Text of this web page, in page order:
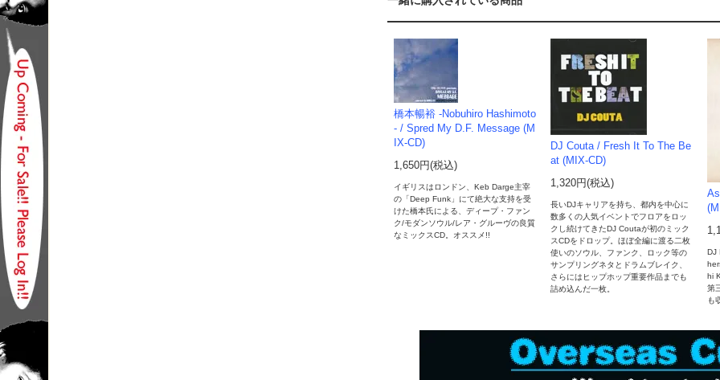
橋本暢裕 -Nobuhiro Hashimoto
- / Spred My D.F. Message (M
IX-CD)
1,650円(税込)
イギリスはロンドン、Keb Darge主宰
の「Deep Funk」にて絶大な支持を受
けた橋本氏による、ディープ・ファン
ク/モダンソウル/レア・グルーヴの良質
なミックスCD。オススメ!!
DJ Couta / Fresh It To The Be
at (MIX-CD)
1,320円(税込)
長いDJキャリアを持ち、都内を中心に
数多くの人気イベントでフロアをロッ
クし続けてきたDJ Coutaが初のミック
スCDをドロップ。ほぼ全編に渡る二枚
使いのソウル、ファンク、ロック等の
サンプリングネタとドラムブレイク、
さらにはヒップホップ重要作品までも
詰め込んだ一枚。
DJ
hi
第
も